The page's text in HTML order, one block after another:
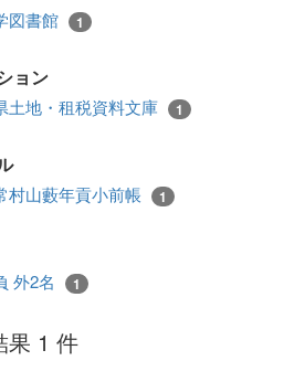
図書館 1
ョン
土地・租税資料文庫 1
村山藪年貢小前帳 1
外2名 1
果 1 件